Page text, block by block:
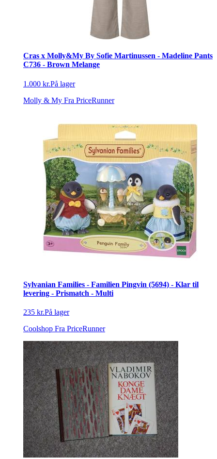
Cras x Molly&My By Sofie Martinussen - Madeline Pants
C736 - Brown Melange
1.000 kr.På lager
Molly & My Fra PriceRunner
Sylvanian Families - Familien Pingvin (5694) - Klar til
levering - Prismatch - Multi
235 kr.På lager
Coolshop Fra PriceRunner